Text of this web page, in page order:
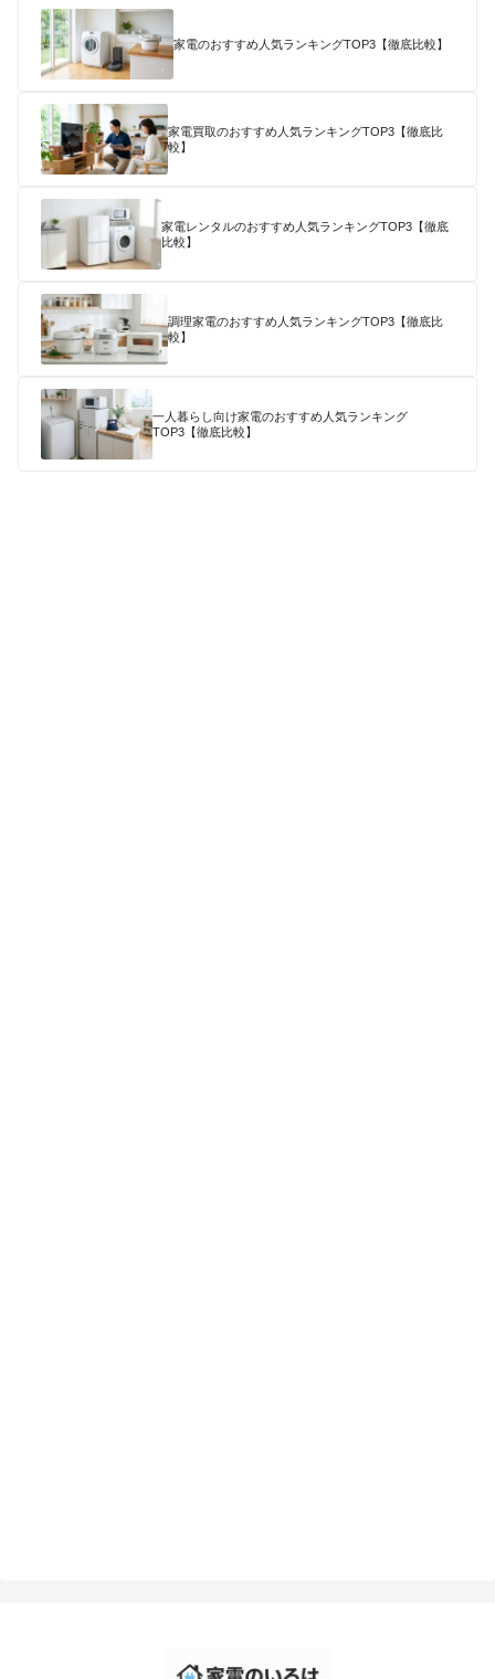
家電のおすすめ人気ランキングTOP3【徹底比較】
家電買取のおすすめ人気ランキングTOP3【徹底比
較】
家電レンタルのおすすめ人気ランキングTOP3【徹底
比較】
調理家電のおすすめ人気ランキングTOP3【徹底比
較】
一人暮らし向け家電のおすすめ人気ランキング
TOP3【徹底比較】